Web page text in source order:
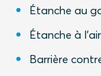
Étanche au
Étanche à l'air
Barrière